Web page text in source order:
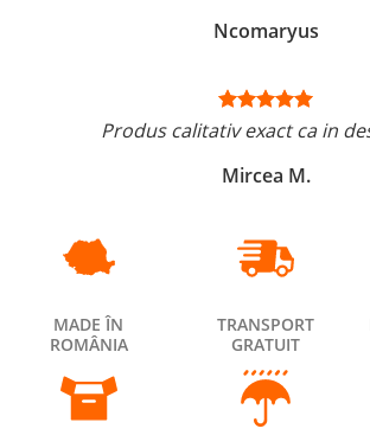
Ncomaryus
Produs calitativ exact ca in
Mircea M.
MADE ÎN
ROMÂNIA
TRANSPORT
GRATUIT